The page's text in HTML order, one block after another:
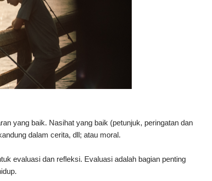
yang baik. Nasihat yang baik (petunjuk, peringatan dan
dalam cerita, dll; atau moral.
evaluasi dan refleksi. Evaluasi adalah bagian penting